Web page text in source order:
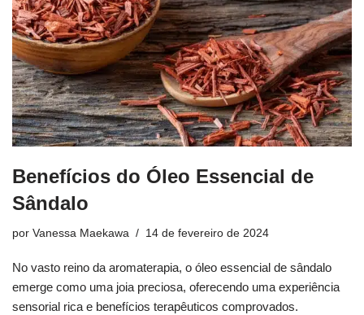
Benefícios do Óleo Essencial de
Sândalo
por Vanessa Maekawa 14 de fevereiro de 2024
No vasto reino da aromaterapia, o óleo essencial de sândalo
emerge como uma joia preciosa, oferecendo uma experiência
sensorial rica e benefícios terapêuticos comprovados.